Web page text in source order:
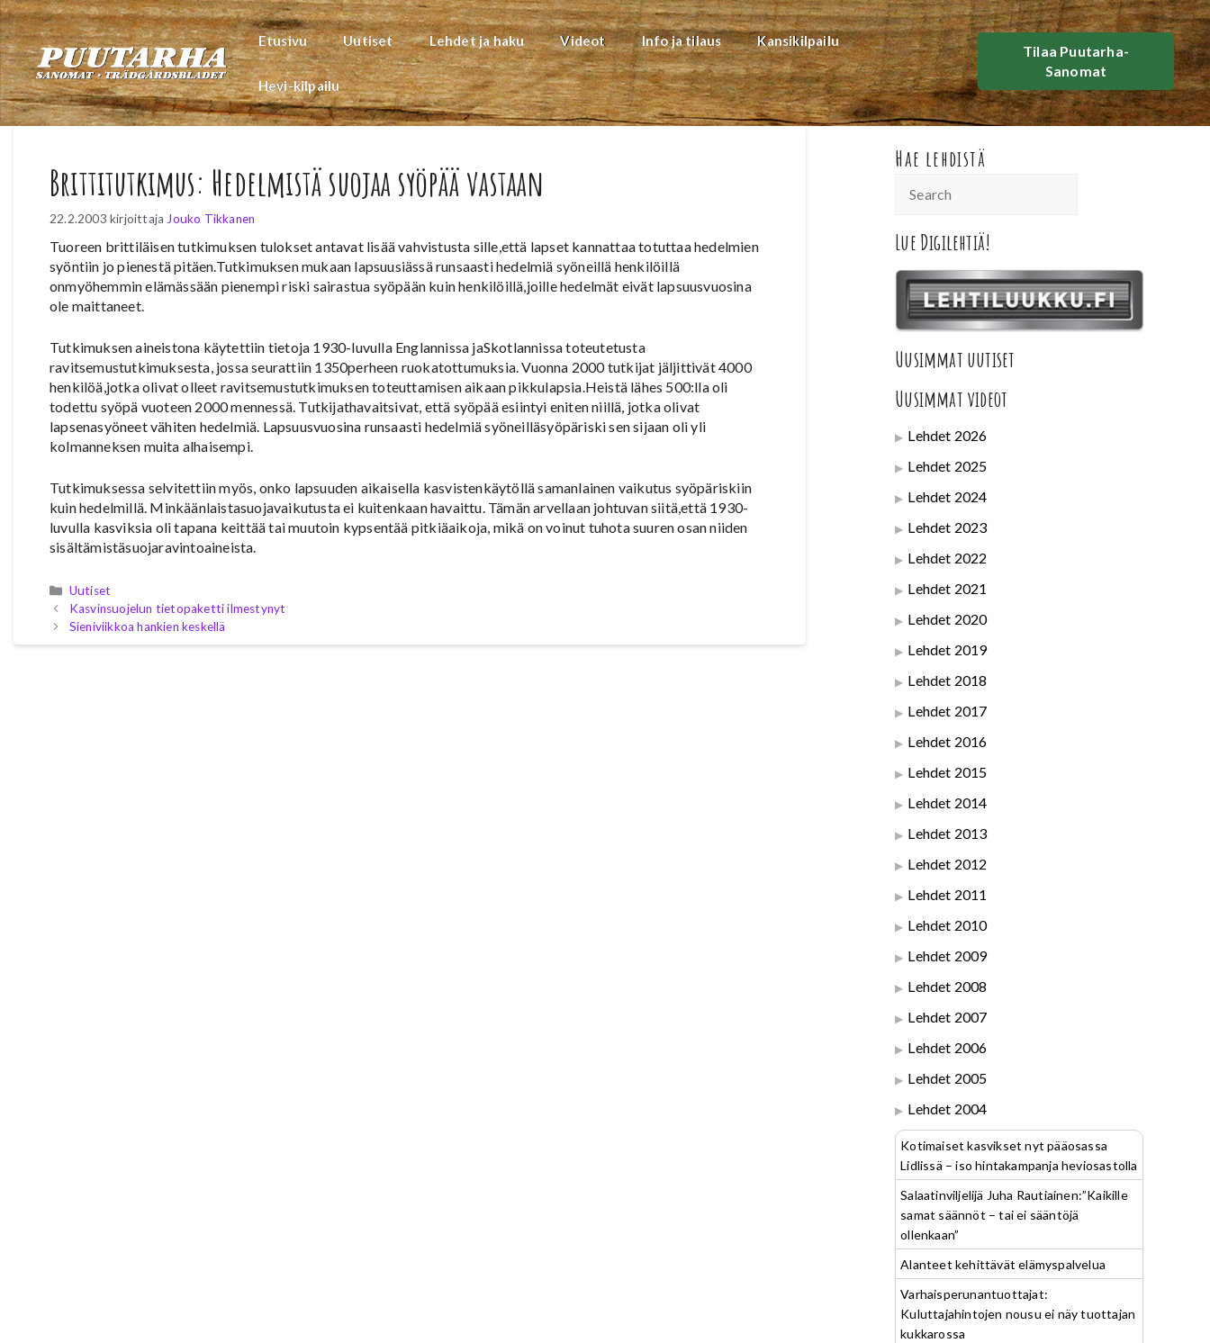
Siirry
sisältöön
Etusivu Uutiset Lehdet ja haku Videot Info ja tilaus Kansikilpailu
Hevi-kilpailu
Tilaa Puutarha-
Sanomat
Brittitutkimus: Hedelmistä suojaa syöpää vastaan
22.2.2003 kirjoittaja Jouko Tikkanen
Tuoreen brittiläisen tutkimuksen tulokset antavat lisää vahvistusta sille,että lapset kannattaa totuttaa hedelmien
syöntiin jo pienestä pitäen.Tutkimuksen mukaan lapsuusiässä runsaasti hedelmiä syöneillä henkilöillä
onmyöhemmin elämässään pienempi riski sairastua syöpään kuin henkilöillä,joille hedelmät eivät lapsuusvuosina
ole maittaneet.
Tutkimuksen aineistona käytettiin tietoja 1930-luvulla Englannissa jaSkotlannissa toteutetusta
ravitsemustutkimuksesta, jossa seurattiin 1350perheen ruokatottumuksia. Vuonna 2000 tutkijat jäljittivät 4000
henkilöä,jotka olivat olleet ravitsemustutkimuksen toteuttamisen aikaan pikkulapsia.Heistä lähes 500:lla oli
todettu syöpä vuoteen 2000 mennessä. Tutkijathavaitsivat, että syöpää esiintyi eniten niillä, jotka olivat
lapsenasyöneet vähiten hedelmiä. Lapsuusvuosina runsaasti hedelmiä syöneilläsyöpäriski sen sijaan oli yli
kolmanneksen muita alhaisempi.
Tutkimuksessa selvitettiin myös, onko lapsuuden aikaisella kasvistenkäytöllä samanlainen vaikutus syöpäriskiin
kuin hedelmillä. Minkäänlaistasuojavaikutusta ei kuitenkaan havaittu. Tämän arvellaan johtuvan siitä,että 1930-
luvulla kasviksia oli tapana keittää tai muutoin kypsentää pitkiäaikoja, mikä on voinut tuhota suuren osan niiden
sisältämistäsuojaravintoaineista.
Kategoriat
Uutiset
Kasvinsuojelun tietopaketti ilmestynyt
Sieniviikkoa hankien keskellä
Hae lehdistä
Lue Digilehtiä!
Uusimmat uutiset
Uusimmat videot
Lehdet 2026
Lehdet 2025
Lehdet 2024
Lehdet 2023
Lehdet 2022
Lehdet 2021
Lehdet 2020
Lehdet 2019
Lehdet 2018
Lehdet 2017
Lehdet 2016
Lehdet 2015
Lehdet 2014
Lehdet 2013
Lehdet 2012
Lehdet 2011
Lehdet 2010
Lehdet 2009
Lehdet 2008
Lehdet 2007
Lehdet 2006
Lehdet 2005
Lehdet 2004
Kotimaiset kasvikset nyt pääosassa
Lidlissä – iso hintakampanja heviosastolla
Salaatinviljelijä Juha Rautiainen:”Kaikille
samat säännöt – tai ei sääntöjä
ollenkaan”
Alanteet kehittävät elämyspalvelua
Varhaisperunantuottajat:
Kuluttajahintojen nousu ei näy tuottajan
kukkarossa